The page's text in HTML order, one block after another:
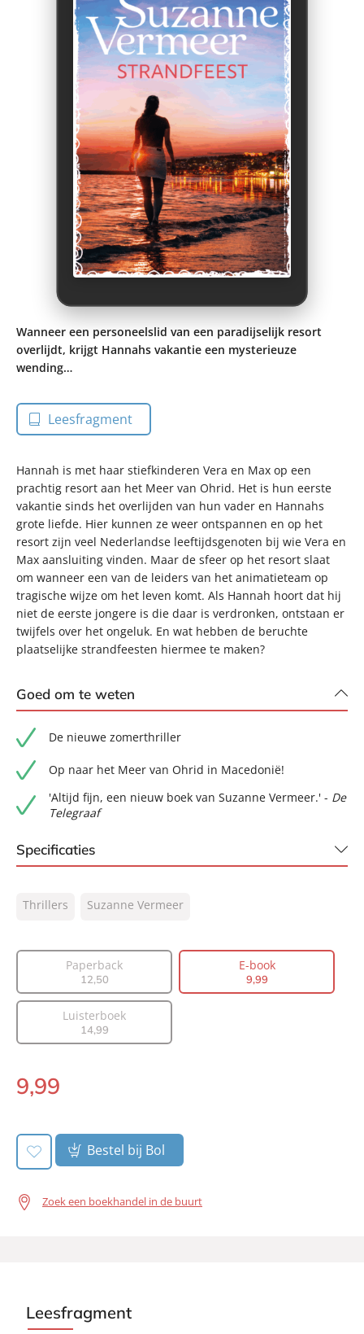
Wanneer een personeelslid van een paradijselijk resort
overlijdt, krijgt Hannahs vakantie een mysterieuze
wending…
Leesfragment
Hannah is met haar stiefkinderen Vera en Max op een
prachtig resort aan het Meer van Ohrid. Het is hun eerste
vakantie sinds het overlijden van hun vader en Hannahs
grote liefde. Hier kunnen ze weer ontspannen en op het
resort zijn veel Nederlandse leeftijdsgenoten bij wie Vera en
Max aansluiting vinden. Maar de sfeer op het resort slaat
om wanneer een van de leiders van het animatieteam op
tragische wijze om het leven komt. Als Hannah hoort dat hij
niet de eerste jongere is die daar is verdronken, ontstaan er
twijfels over het ongeluk. En wat hebben de beruchte
plaatselijke strandfeesten hiermee te maken?
Goed om te weten
De nieuwe zomerthriller
Op naar het Meer van Ohrid in Macedonië!
'Altijd fijn, een nieuw boek van Suzanne Vermeer.' - De
Telegraaf
Specificaties
NUR:
332
Auteur(s):
Suzanne Vermeer
Aantal pagina's:
320
Thrillers Suzanne Vermeer
Paperback
12,50
E-book
9,99
Luisterboek
14,99
E-
9,99
Bestel bij Bol
Zoek een boekhandel in de buurt
Leesfragment